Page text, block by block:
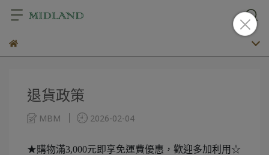
退貨政策
MBM 2026-02-04
★購物滿3,000元即享免運費優惠，歡迎多加利用☆